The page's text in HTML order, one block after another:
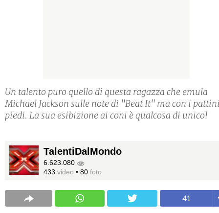
Un talento puro quello di questa ragazza che emula
Michael Jackson sulle note di "Beat It" ma con i
piedi. La sua esibizione ai coni è qualcosa di unico!
TalentiDalMondo
6.623.080
433 video • 80 foto
41